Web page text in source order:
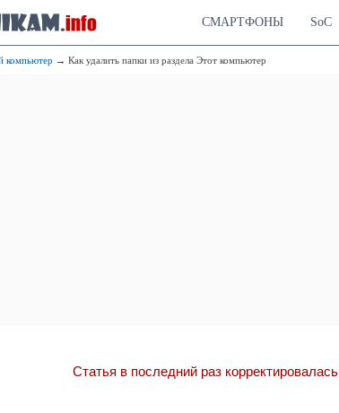
СМАРТФОНЫ SoC
компьютер → Как удалить папки из раздела Этот компьютер
Статья в последний раз